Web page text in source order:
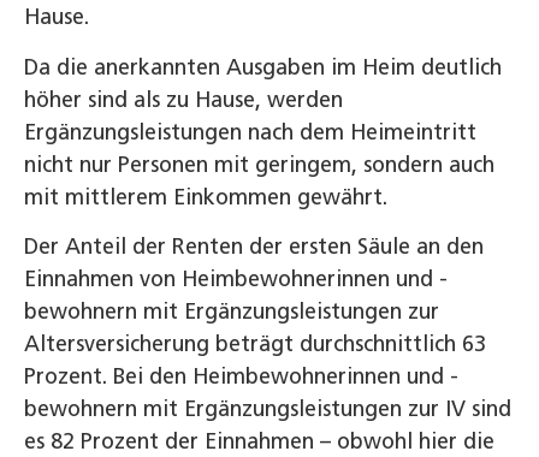
Hause.
Da die anerkannten Ausgaben im Heim deutlich
höher sind als zu Hause, werden
Ergänzungsleistungen nach dem Heimeintritt
nicht nur Personen mit geringem, sondern auch
mit mittlerem Einkommen gewährt.
Der Anteil der Renten der ersten Säule an den
Einnahmen von Heimbewohnerinnen und -
bewohnern mit Ergänzungsleistungen zur
Altersversicherung beträgt durchschnittlich 63
Prozent. Bei den Heimbewohnerinnen und -
bewohnern mit Ergänzungsleistungen zur IV sind
es 82 Prozent der Einnahmen – obwohl hier die